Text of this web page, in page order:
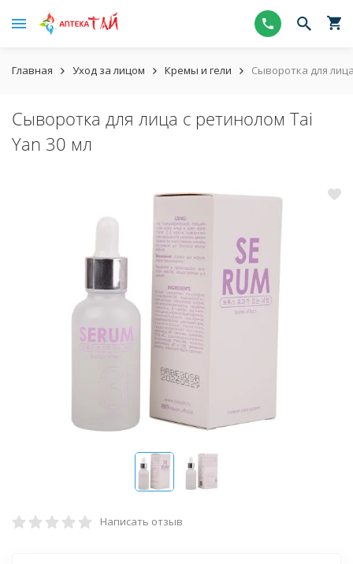
Главная Уход за лицом Кремы и гели Сыворотка для
Сыворотка для лица с ретинолом Tai
Yan 30 мл
Написать отзыв